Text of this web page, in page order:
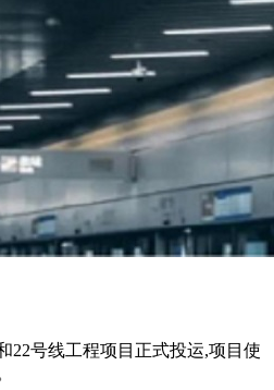
22号线工程项目正式投运,项目使